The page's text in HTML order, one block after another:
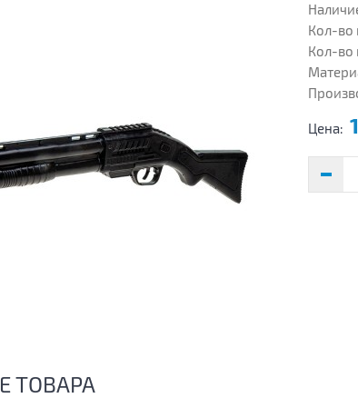
Кол-во
Кол-во
Цена:
ТОВАРА